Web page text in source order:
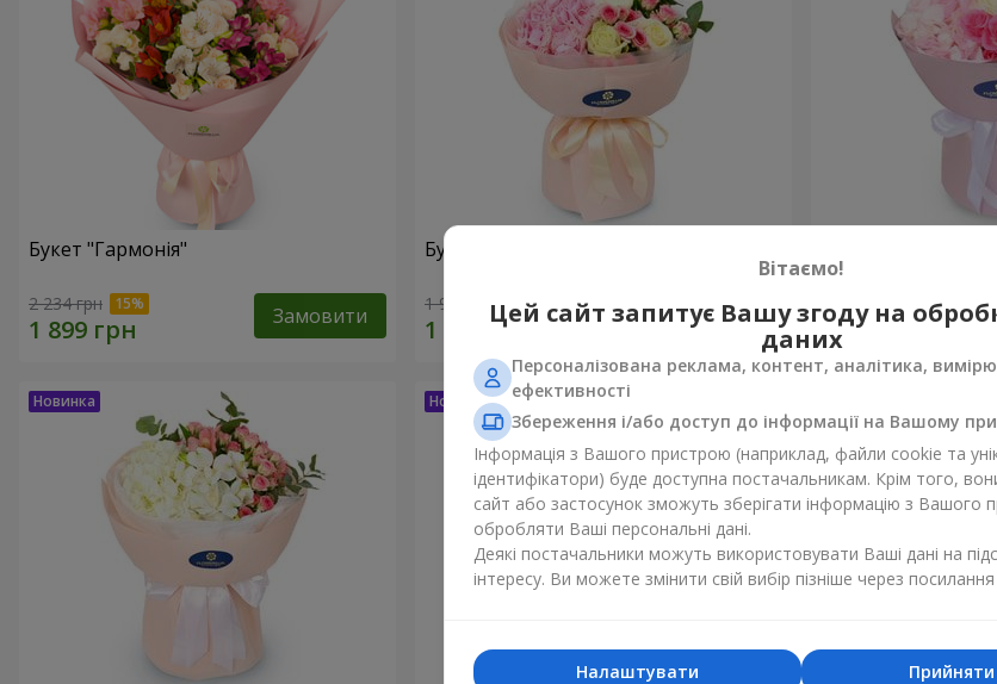
Букет "Гармонія"
2 234 грн Замовити
Букет "El Monte"
1 999 грн Замовити 1 777 грн
Вітаємо!
Цей сайт запитує Вашу згоду на
даних
Персоналізована реклама, контент, аналітика,
ефективності
Збереження і/або доступ до інформації на Вашому
Інформація з Вашого пристрою (наприклад, файли cookie та
ідентифікатори) буде доступна постачальникам. Крім того,
сайт або застосунок зможуть зберігати інформацію з Вашого
обробляти Ваші персональні дані.
Деякі постачальники можуть використовувати Ваші дані на
інтересу. Ви можете змінити свій вибір пізніше через
Прийняти
Налаштувати